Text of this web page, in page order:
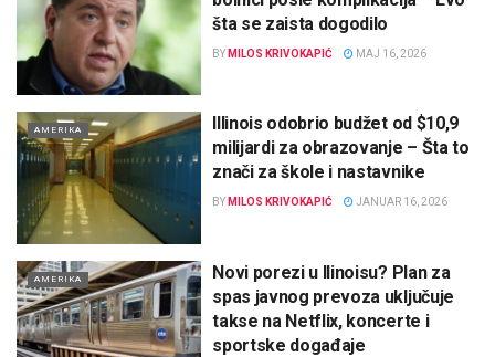
šta se zaista dogodilo
BY MILOS KRIVOKAPIĆ MAJ 16, 2026
AMERIKA
Illinois odobrio budžet od $10,9
milijardi za obrazovanje – Šta to
znači za škole i nastavnike
BY MILOS KRIVOKAPIĆ JANUAR 16, 2026
AMERIKA
Novi porezi u Ilinoisu? Plan za
spas javnog prevoza uključuje
takse na Netflix, koncerte i
sportske događaje